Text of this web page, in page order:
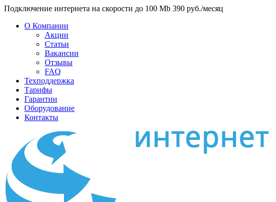
Подключение интернета на скорости до 100 Mb 390 руб./месяц
О Компании
Акции
Статьи
Вакансии
Отзывы
FAQ
Техподдержка
Тарифы
Гарантии
Оборудование
Контакты